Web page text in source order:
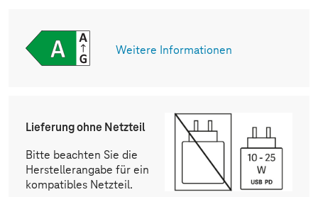
Weitere Informationen
Lieferung ohne Netzteil
Bitte beachten Sie die
Herstellerangabe für ein
kompatibles Netzteil.